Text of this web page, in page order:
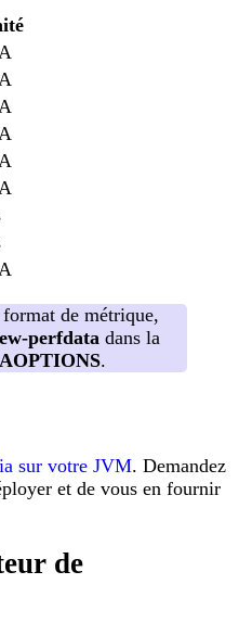
de métrique,
perfdata dans la
.
sur votre JVM. Demandez
et de vous en fournir
de